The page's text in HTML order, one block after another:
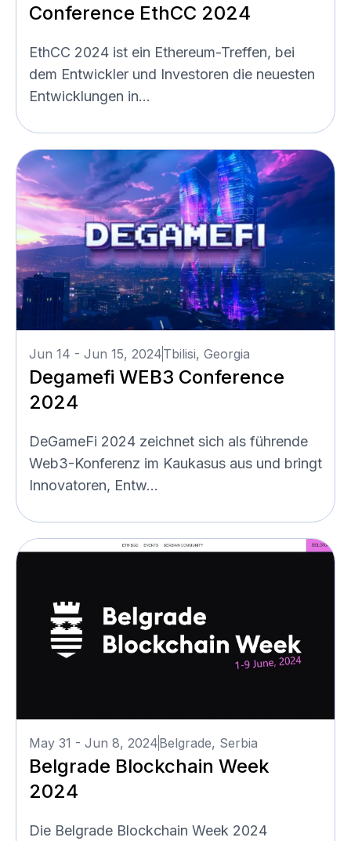
Conference EthCC 2024
EthCC 2024 ist ein Ethereum-Treffen, bei
dem Entwickler und Investoren die neuesten
Entwicklungen in...
Jun 14 - Jun 15, 2024Tbilisi, Georgia
Degamefi WEB3 Conference
2024
DeGameFi 2024 zeichnet sich als führende
Web3-Konferenz im Kaukasus aus und bringt
Innovatoren, Entw...
May 31 - Jun 8, 2024Belgrade, Serbia
Belgrade Blockchain Week
2024
Die Belgrade Blockchain Week 2024